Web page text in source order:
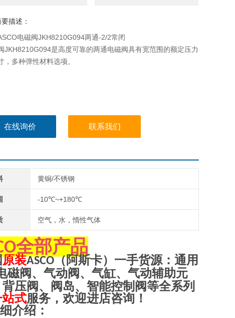
描述：
电磁阀JKH8210G094两通-2/2常闭
JKH8210G094是高度可靠的两通电磁阀具有宽范围的额定压力
，多种弹性材料选项。
在线询价 联系我们
黄铜/不锈钢
-10℃~+180℃
空气，水，惰性气体
全部产品
原装ASCO（阿斯卡）一手货源：通用
磁阀、气动阀、气缸、气动辅助元
压阀、阀岛、智能控制阀等全系列
式服务，欢迎进店咨询！
介绍：